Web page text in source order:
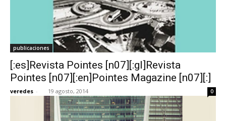
publicaciones
[:es]Revista Pointes [n07][:gl]Revista
Pointes [n07][:en]Pointes Magazine [n07][:]
veredes - 19 agosto, 2014 0